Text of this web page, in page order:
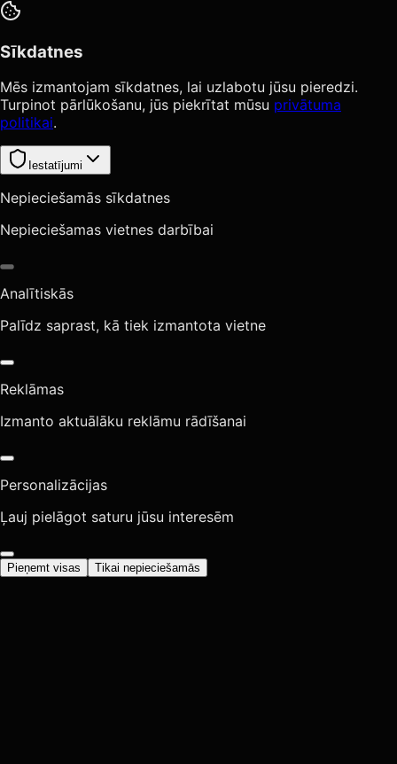
Sīkdatnes
Mēs izmantojam sīkdatnes, lai uzlabotu jūsu pieredzi.
Turpinot pārlūkošanu, jūs piekrītat mūsu privātuma
politikai.
Iestatījumi
Nepieciešamās sīkdatnes
Nepieciešamas vietnes darbībai
Analītiskās
Palīdz saprast, kā tiek izmantota vietne
Reklāmas
Izmanto aktuālāku reklāmu rādīšanai
Personalizācijas
Ļauj pielāgot saturu jūsu interesēm
Pieņemt visas Tikai nepieciešamās